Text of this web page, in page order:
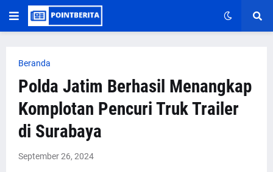
Beranda
Polda Jatim Berhasil Menangkap
Komplotan Pencuri Truk Trailer
di Surabaya
September 26, 2024